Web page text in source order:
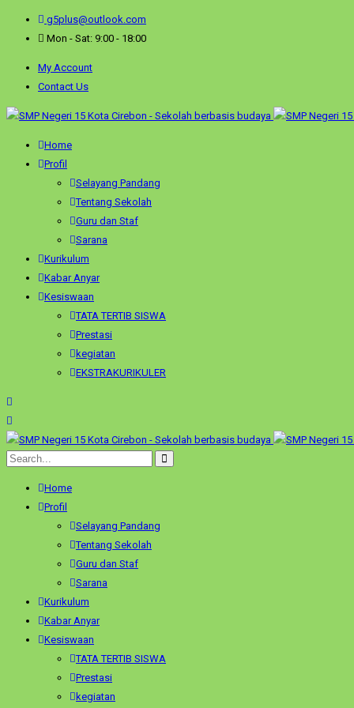
g5plus@outlook.com
Mon - Sat: 9:00 - 18:00
My Account
Contact Us
Home
Profil
Selayang Pandang
Tentang Sekolah
Guru dan Staf
Sarana
Kurikulum
Kabar Anyar
Kesiswaan
TATA TERTIB SISWA
Prestasi
kegiatan
EKSTRAKURIKULER
Home
Profil
Selayang Pandang
Tentang Sekolah
Guru dan Staf
Sarana
Kurikulum
Kabar Anyar
Kesiswaan
TATA TERTIB SISWA
Prestasi
kegiatan